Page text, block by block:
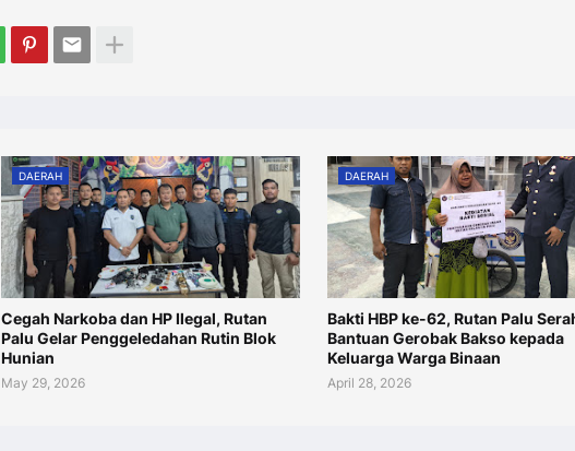
DAERAH
Cegah Narkoba dan HP Ilegal, Rutan
Palu Gelar Penggeledahan Rutin Blok
Hunian
May 29, 2026
DAERAH
Bakti HBP ke-62, Rutan Palu
Bantuan Gerobak Bakso kepada
Keluarga Warga Binaan
April 28, 2026